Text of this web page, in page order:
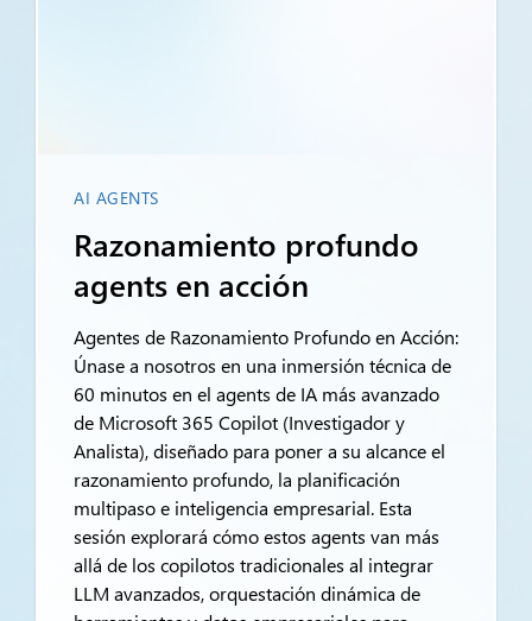
AI AGENTS
Razonamiento profundo
agents en acción
Agentes de Razonamiento Profundo en Acción:
Únase a nosotros en una inmersión técnica de
60 minutos en el agents de IA más avanzado
de Microsoft 365 Copilot (Investigador y
Analista), diseñado para poner a su alcance el
razonamiento profundo, la planificación
multipaso e inteligencia empresarial. Esta
sesión explorará cómo estos agents van más
allá de los copilotos tradicionales al integrar
LLM avanzados, orquestación dinámica de